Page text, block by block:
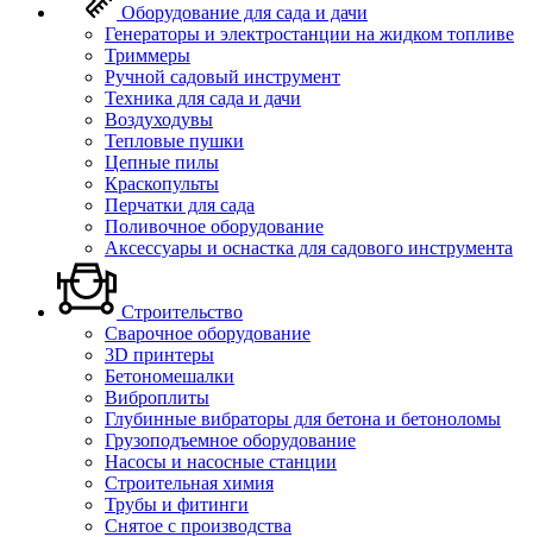
Оборудование для сада и дачи
Генераторы и электростанции на жидком топливе
Триммеры
Ручной садовый инструмент
Техника для сада и дачи
Воздуходувы
Тепловые пушки
Цепные пилы
Краскопульты
Перчатки для сада
Поливочное оборудование
Аксессуары и оснастка для садового инструмента
Строительство
Сварочное оборудование
3D принтеры
Бетономешалки
Виброплиты
Глубинные вибраторы для бетона и бетоноломы
Грузоподъемное оборудование
Насосы и насосные станции
Строительная химия
Трубы и фитинги
Снятое с производства